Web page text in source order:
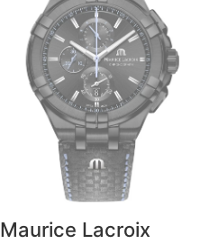
Maurice Lacroix